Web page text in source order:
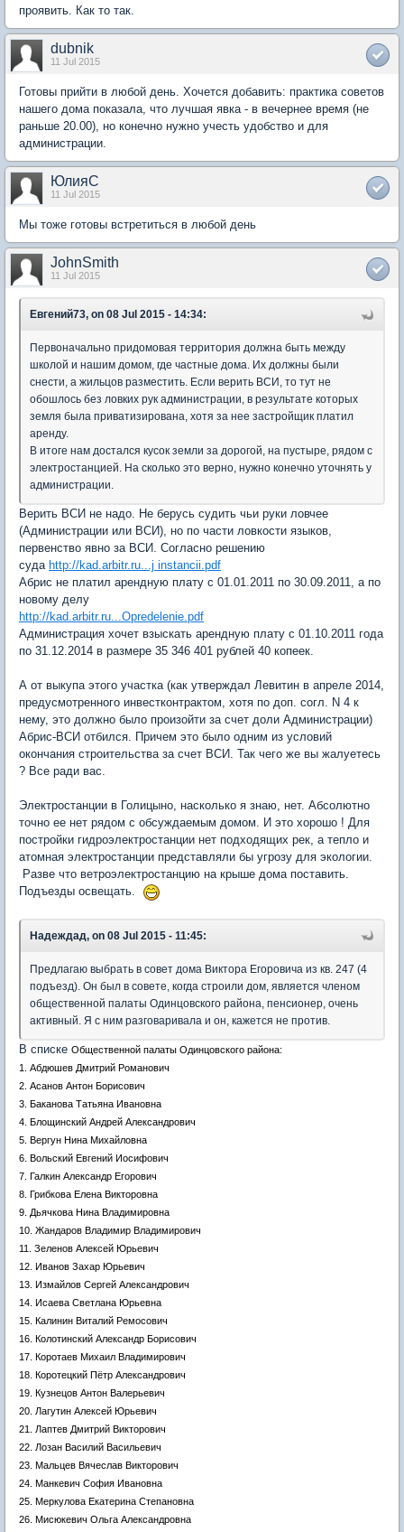
проявить. Как то так.
dubnik
11 Jul 2015
Готовы прийти в любой день. Хочется добавить: практика советов
нашего дома показала, что лучшая явка - в вечернее время (не
раньше 20.00), но конечно нужно учесть удобство и для
администрации.
ЮлияC
11 Jul 2015
Мы тоже готовы встретиться в любой день
JohnSmith
11 Jul 2015
Евгений73, on 08 Jul 2015 - 14:34:
Первоначально придомовая территория должна быть между
школой и нашим домом, где частные дома. Их должны были
снести, а жильцов разместить. Если верить ВСИ, то тут не
обошлось без ловких рук администрации, в результате которых
земля была приватизирована, хотя за нее застройщик платил
аренду.
В итоге нам достался кусок земли за дорогой, на пустыре, рядом с
электростанцией. На сколько это верно, нужно конечно уточнять у
администрации.
Верить ВСИ не надо. Не берусь судить чьи руки ловчее
(Администрации или ВСИ), но по части ловкости языков,
первенство явно за ВСИ. Согласно решению
суда http://kad.arbitr.ru...j instancii.pdf
Абрис не платил арендную плату с 01.01.2011 по 30.09.2011, а по
новому делу
http://kad.arbitr.ru...Opredelenie.pdf
Администрация хочет взыскать арендную плату с 01.10.2011 года
по 31.12.2014 в размере 35 346 401 рублей 40 копеек.
А от выкупа этого участка (как утверждал Левитин в апреле 2014,
предусмотренного инвестконтрактом, хотя по доп. согл. N 4 к
нему, это должно было произойти за счет доли Администрации)
Абрис-ВСИ отбился. Причем это было одним из условий
окончания строительства за счет ВСИ. Так чего же вы жалуетесь
? Все ради вас.
Электростанции в Голицыно, насколько я знаю, нет. Абсолютно
точно ее нет рядом с обсуждаемым домом. И это хорошо ! Для
постройки гидроэлектростанции нет подходящих рек, а тепло и
атомная электростанции представляли бы угрозу для экологии.
Разве что ветроэлектростанцию на крыше дома поставить.
Подъезды освещать.
Надеждад, on 08 Jul 2015 - 11:45:
Предлагаю выбрать в совет дома Виктора Егоровича из кв. 247 (4
подъезд). Он был в совете, когда строили дом, является членом
общественной палаты Одинцовского района, пенсионер, очень
активный. Я с ним разговаривала и он, кажется не против.
В списке Общественной палаты Одинцовского района:
1. Абдюшев Дмитрий Романович
2. Асанов Антон Борисович
3. Баканова Татьяна Ивановна
4. Блощинский Андрей Александрович
5. Вергун Нина Михайловна
6. Вольский Евгений Иосифович
7. Галкин Александр Егорович
8. Грибкова Елена Викторовна
9. Дьячкова Нина Владимировна
10. Жандаров Владимир Владимирович
11. Зеленов Алексей Юрьевич
12. Иванов Захар Юрьевич
13. Измайлов Сергей Александрович
14. Исаева Светлана Юрьевна
15. Калинин Виталий Ремосович
16. Колотинский Александр Борисович
17. Коротаев Михаил Владимирович
18. Коротецкий Пётр Александрович
19. Кузнецов Антон Валерьевич
20. Лагутин Алексей Юрьевич
21. Лаптев Дмитрий Викторович
22. Лозан Василий Васильевич
23. Мальцев Вячеслав Викторович
24. Манкевич София Ивановна
25. Меркулова Екатерина Степановна
26. Мисюкевич Ольга Александровна